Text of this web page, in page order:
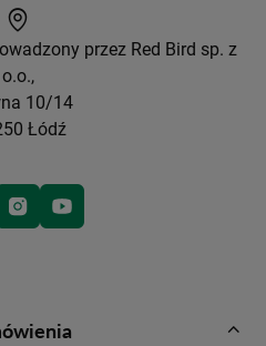
przez Red Bird sp. z
o.o.,
10/14
Łódź